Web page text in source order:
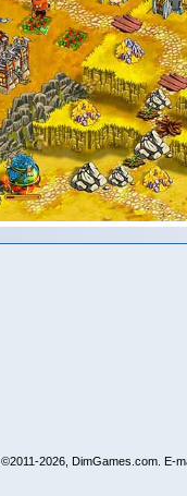
©2011-2026, DimGames.com. E-